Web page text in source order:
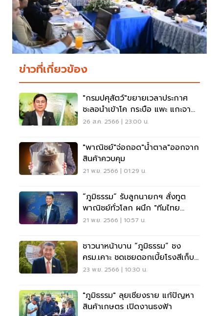
ข่าวที่เกี่ยวข้อง
"กรมปศุสัตว์"ขยายเวลาประกาศ
ชะลอนำเข้าโค กระบือ แพะ แกะจาก
เมียนมา
26 ส.ค. 2566 | 23:00 น.
"พาณิชย์"จ่อถอด"น้ำตาล"ออกจาก
สินค้าควบคุม
21 พ.ย. 2566 | 01:29 น.
“ภูมิธรรม” รับลูกนายกฯ สั่งทูต
พาณิชย์ทั่วโลก ผนึก "ทีมไทย
แลนด์" เจาะตลาดโลก
21 พ.ย. 2566 | 10:57 น.
ชาวนาหน้าบาน “ภูมิธรรม” ชง
ครม.เคาะ ชดเชยดอกเบี้ยโรงสีเก็บ
สต๊อก ดึงราคาข้าว
23 พ.ย. 2566 | 10:30 น.
"ภูมิธรรม" ลุยเชียงราย แก้ปัญหา
สินค้าเกษตร เปิดงานธงฟ้า